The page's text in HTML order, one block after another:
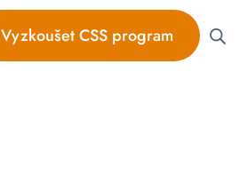
Vyzkoušet CSS program